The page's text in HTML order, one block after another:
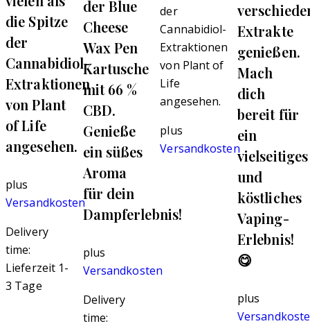
die Spitze
der
Cannabidiol-
Extraktionen
von Plant
of Life
angesehen.
plus
Versandkosten
Delivery
time:
Lieferzeit 1-
3 Tage
der Blue
Cheese
Wax Pen
Kartusche
mit 66 %
CBD.
Genieße
ein süßes
Aroma
für dein
Dampferlebnis!
plus
Versandkosten
Delivery
time:
der
Cannabidiol-
Extraktionen
von Plant of
Life
angesehen.
plus
Versandkosten
Extrakte
genießen.
Mach
dich
bereit für
ein
vielseitiges
und
köstliches
Vaping-
Erlebnis!
😋
plus